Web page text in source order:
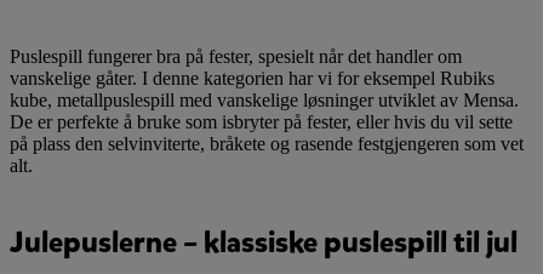
Puslespill fungerer bra på fester, spesielt når det handler om
vanskelige gåter. I denne kategorien har vi for eksempel Rubiks
kube, metallpuslespill med vanskelige løsninger utviklet av Mensa.
De er perfekte å bruke som isbryter på fester, eller hvis du vil sette
på plass den selvinviterte, bråkete og rasende festgjengeren som vet
alt.
Julepuslerne – klassiske puslespill til jul